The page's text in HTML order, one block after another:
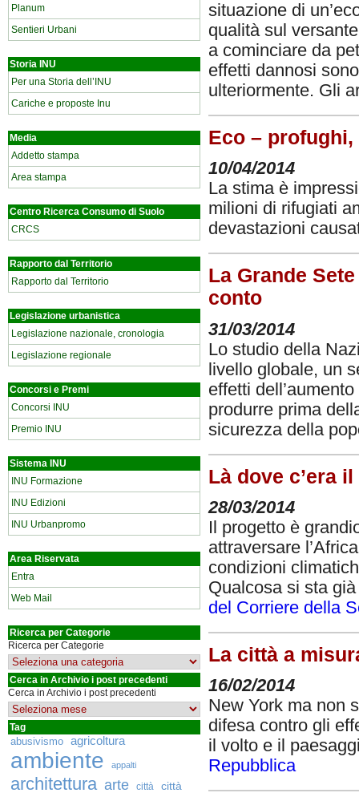
Planum
Sentieri Urbani
Storia INU
Per una Storia dell’INU
Cariche e proposte Inu
Media
Addetto stampa
Area stampa
Centro Ricerca Consumo di Suolo
CRCS
Rapporto dal Territorio
Rapporto dal Territorio
Legislazione urbanistica
Legislazione nazionale, cronologia
Legislazione regionale
Concorsi e Premi
Concorsi INU
Premio INU
Sistema INU
INU Formazione
INU Edizioni
INU Urbanpromo
Area Riservata
Entra
Web Mail
Ricerca per Categorie
Ricerca per Categorie
Cerca in Archivio i post precedenti
Cerca in Archivio i post precedenti
Tag
abusivismo agricoltura
ambiente appalti
architettura arte città
città
situazione di
qualità sul
a cominciare da
effetti dannosi
ulteriormente. Gli
Eco –
10/04/2014
La stima è
milioni di rifugiati
devastazioni
La Grande
conto
31/03/2014
Lo studio della
livello globale, un
effetti
produrre prima
sicurezza della
Là dove c’era
28/03/2014
Il progetto è
attraversare
condizioni
Qualcosa si sta
del Corriere della
La città a
16/02/2014
New York ma non
difesa contro gli
il volto e il
Repubblica